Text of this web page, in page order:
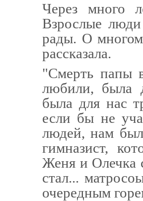
Через много
Взрослые
рады. О
рассказала.
"Смерть папы
любили, была
была для нас
если бы не
людей, нам
гим­назист,
Женя и Олечка
стал...
очередным